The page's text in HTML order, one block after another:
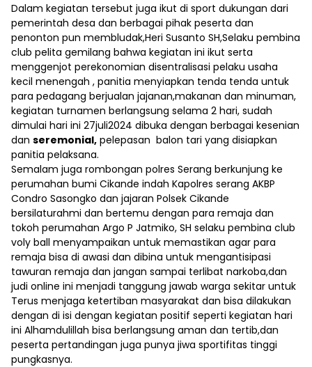
Dalam kegiatan tersebut juga ikut di sport dukungan dari
pemerintah desa dan berbagai pihak peserta dan
penonton pun membludak,Heri Susanto SH,Selaku pembina
club pelita gemilang bahwa kegiatan ini ikut serta
menggenjot perekonomian disentralisasi pelaku usaha
kecil menengah , panitia menyiapkan tenda tenda untuk
para pedagang berjualan jajanan,makanan dan minuman,
kegiatan turnamen berlangsung selama 2 hari, sudah
dimulai hari ini 27juli2024 dibuka dengan berbagai kesenian
dan seremonial, pelepasan balon tari yang disiapkan
panitia pelaksana.
Semalam juga rombongan polres Serang berkunjung ke
perumahan bumi Cikande indah Kapolres serang AKBP
Condro Sasongko dan jajaran Polsek Cikande
bersilaturahmi dan bertemu dengan para remaja dan
tokoh perumahan Argo P Jatmiko, SH selaku pembina club
voly ball menyampaikan untuk memastikan agar para
remaja bisa di awasi dan dibina untuk mengantisipasi
tawuran remaja dan jangan sampai terlibat narkoba,dan
judi online ini menjadi tanggung jawab warga sekitar untuk
Terus menjaga ketertiban masyarakat dan bisa dilakukan
dengan di isi dengan kegiatan positif seperti kegiatan hari
ini Alhamdulillah bisa berlangsung aman dan tertib,dan
peserta pertandingan juga punya jiwa sportifitas tinggi
pungkasnya.